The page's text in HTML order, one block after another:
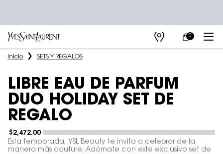
TIENDAS
MI
CARRITO
0
0 PRODUCTO
Main content
Inicio SETS Y REGALOS
LIBRE EAU DE PARFUM
DUO HOLIDAY SET DE
REGALO
$2,472.00
Esta temporada, YSL Beauty te invita a celebrar de la
manera más couture. Adórnate con este exclusivo set de